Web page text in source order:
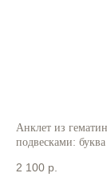
Анклет из
подвесками:
2 100 р.